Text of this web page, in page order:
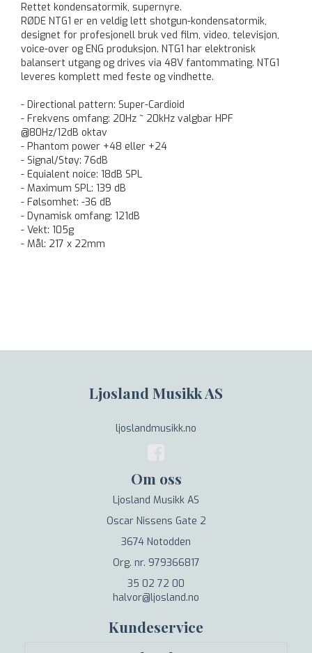
Rettet kondensatormik, supernyre.
RØDE NTG1 er en veldig lett shotgun-kondensatormik,
designet for profesjonell bruk ved film, video, televisjon,
voice-over og ENG produksjon. NTG1 har elektronisk
balansert utgang og drives via 48V fantommating. NTG1
leveres komplett med feste og vindhette.
- Directional pattern: Super-Cardioid
- Frekvens omfang: 20Hz ~ 20kHz valgbar HPF
@80Hz/12dB oktav
- Phantom power +48 eller +24
- Signal/Støy: 76dB
- Equialent noice: 18dB SPL
- Maximum SPL: 139 dB
- Følsomhet: -36 dB
- Dynamisk omfang: 121dB
- Vekt: 105g
- Mål: 217 x 22mm
Ljosland Musikk AS
ljoslandmusikk.no
Om oss
Ljosland Musikk AS
Oscar Nissens Gate 2
3674 Notodden
Org. nr. 979366817
35 02 72 00
halvor@ljosland.no
Kundeservice